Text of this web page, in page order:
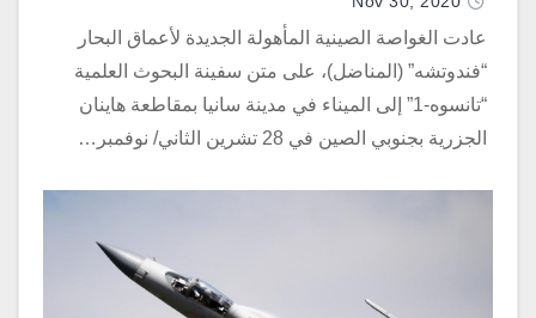
عادت الغواصة الصينية المأهولة الجديدة لأعماق البحار
“فندوتشه” (المناضل)، على متن سفينة البحوث العلمية
“تانسوه-1” إلى الميناء في مدينة سانيا بمقاطعة هاينان
الجزرية بجنوبي الصين في 28 تشرين الثاني/ نوفمبر…